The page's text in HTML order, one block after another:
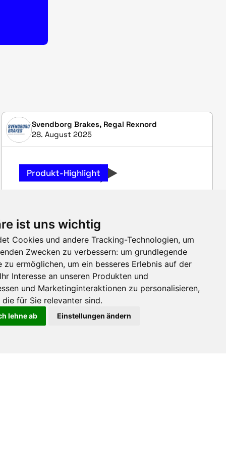
ist uns wichtig
Cookies und andere Tracking-Technologien, um
Zwecken zu verbessern: um grundlegende
zu ermöglichen, um ein besseres Erlebnis auf der
Interesse an unseren Produkten und
und Marketinginteraktionen zu personalisieren,
für Sie relevanter sind.
lehne ab Einstellungen ändern
Svendborg Brakes, Regal Rexnord
28. August 2025
Produkt-Highlight
LBS120-Hebe- und
Installationswerkzeug für
Azimutbremsen
Bahnbrechende Servicewerkzeuge, die neue
Maßstäbe bei der Demontage und Installation
von Gierbremsen setzen – sicher und schnell!
Sie sind leicht zu manövrieren und ermöglichen
es Servicetechnikern, ihre Arbeit deutlich
schneller und sicherer auszuführen.